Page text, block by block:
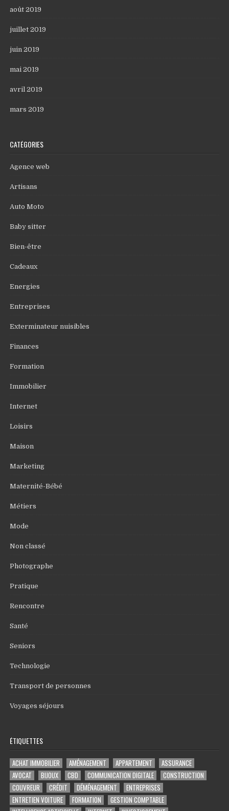
août 2019
juillet 2019
juin 2019
mai 2019
avril 2019
mars 2019
CATÉGORIES
Agence web
Artisans
Auto Moto
Baby sitter
Bien-être
Cadeaux
Energies
Entreprises
Exterminateur nuisibles
Finances
Formation
Immobilier
Internet
Loisirs
Maison
Marketing
Maternité-Bébé
Métiers
Mode
Non classé
Photographe
Pratique
Rencontre
Santé
Seniors
Technologie
Transport de personnes
Voyages séjours
ÉTIQUETTES
ACHAT IMMOBILIER AMÉNAGEMENT APPARTEMENT
ASSURANCE
AVOCAT
BIJOUX CBD COMMUNICATION DIGITALE
CONSTRUCTION
COUVREUR
CRÉDIT DÉMÉNAGEMENT
ENTREPRISES
ENTRETIEN VOITURE
FORMATION
GESTION COMPTABLE